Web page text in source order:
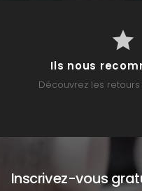
Ils nous
Découvrez les
Inscrivez-vous